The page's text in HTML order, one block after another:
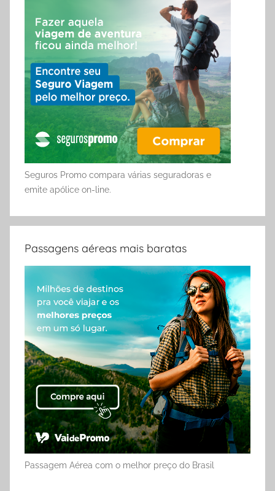
Seguros Promo compara várias seguradoras e
emite apólice on-line.
Passagens aéreas mais baratas
Passagem Aérea com o melhor preço do Brasil